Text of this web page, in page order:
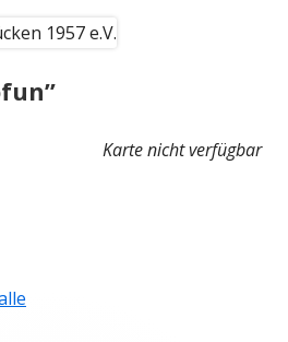
Karte nicht verfügbar